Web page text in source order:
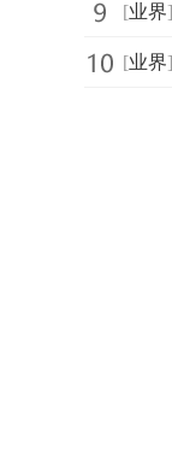
[业界]
[业界]